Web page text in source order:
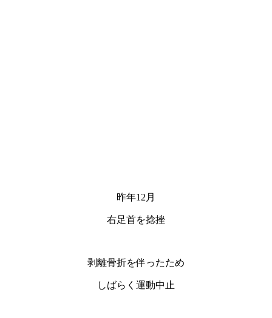
昨年12月
右足首を捻挫
剥離骨折を伴ったため
しばらく運動中止